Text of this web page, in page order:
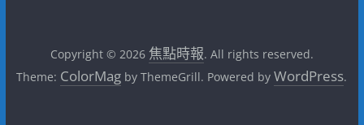
Copyright © 2026 焦點時報. All rights reserved.
Theme: ColorMag by ThemeGrill. Powered byWordPress.